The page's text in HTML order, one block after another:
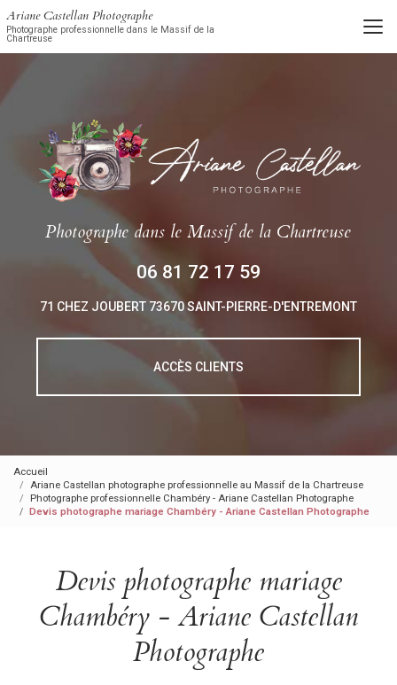
au
contenu
Ariane Castellan Photographe
Photographe professionnelle dans le Massif de la
Chartreuse
Photographedans le Massif de la Chartreuse
06 81 72 17 59
71 CHEZ JOUBERT 73670 SAINT-PIERRE-D'ENTREMONT
ACCÈS CLIENTS
Accueil
Ariane Castellan photographe professionnelle au Massif de la Chartreuse
Photographe professionnelle Chambéry - Ariane Castellan Photographe
Devis photographe mariage Chambéry - Ariane Castellan Photographe
Devis photographe mariage
Chambéry - Ariane Castellan
Photographe